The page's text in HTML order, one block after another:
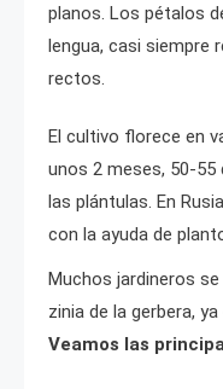
planos. Los pétalos
lengua, casi siempre
rectos.
El cultivo florece en
unos 2 meses, 50-55
las plántulas. En
con la ayuda de
Muchos jardineros
zinia de la gerbera,
Veamos las